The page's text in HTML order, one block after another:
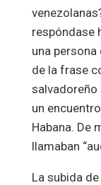
respóndase
una
de la frase
salvadoreño
un
Habana. De
llamaban
La subida